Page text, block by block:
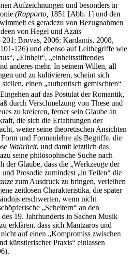
Aufzeichnungen und besonders in
(Rapporto, 1851 [Abb. 1] und den
wimmelt es geradezu von Bezugnahmen
von Hegel und Azaïs
Brovas, 2006; Kardamis, 2008,
126) und ebenso auf Leitbegriffe wie
„Einheit“, „einheitsstiftendes
anderes mehr. In seinem Willen, all
und zu kultivieren, scheint sich
einen „authentisch gemischten“
auf das Postulat der Romantik,
durch Verschmelzung von These und
zu kreieren, ferner sein Glaube an
die sich die Erfahrungen der
weiter seine theoretischen Ansichten
und Formenlehre als Begriffe, die
Wahrheit, und damit letztlich das
seine philosophische Suche nach
der Glaube, dass die „Werkzeuge der
Prosodie zumindest „in Teilen“ die
zum Ausdruck zu bringen, verleihen
zeitlosen Charakteristika, die später
erschwerten, wenn nicht
„Scheitern“ an den
19. Jahrhunderts in Sachen Musik
erklären, dass sich Mantzaros und
auf einen „Kompromiss zwischen
künstlerischer Praxis“ einlassen